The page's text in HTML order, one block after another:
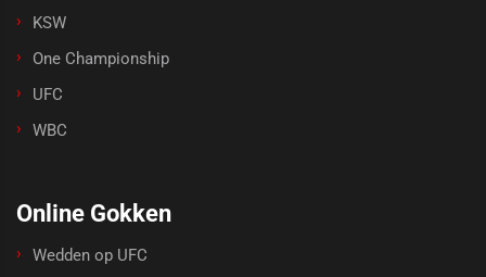
KSW
One Championship
UFC
WBC
Online Gokken
Wedden op UFC